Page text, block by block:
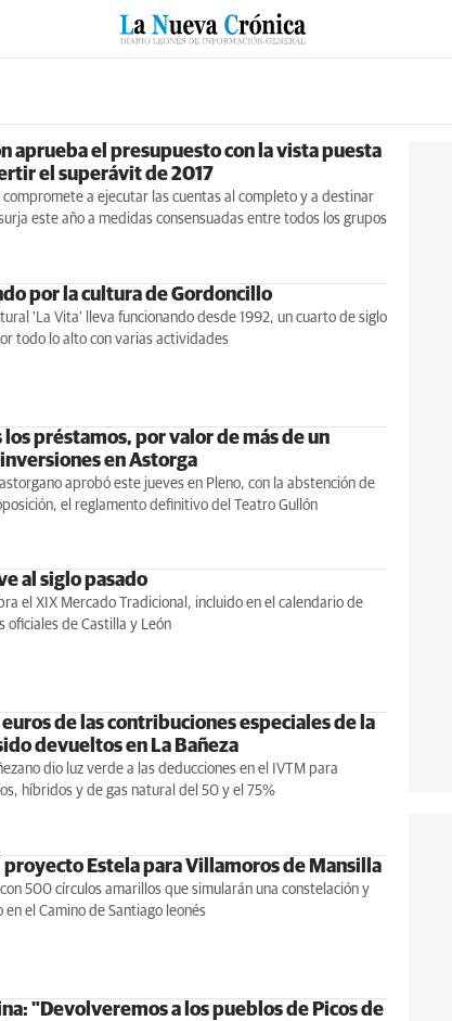
SUCESOS CULTURAS ESPECIALES DEPORTES
aprueba el presupuesto con la vista puesta
el superávit de 2017
a ejecutar las cuentas al completo y a destinar
este año a medidas consensuadas entre todos los grupos
por la cultura de Gordoncillo
'La Vita' lleva funcionando desde 1992, un cuarto de siglo
todo lo alto con varias actividades
préstamos, por valor de más de un
en Astorga
aprobó este jueves en Pleno, con la abstención de
el reglamento definitivo del Teatro Gullón
al siglo pasado
el XIX Mercado Tradicional, incluido en el calendario de
oficiales de Castilla y León
euros de las contribuciones especiales de la
devueltos en La Bañeza
dio luz verde a las deducciones en el IVTM para
híbridos y de gas natural del 50 y el 75%
Estela para Villamoros de Mansilla
500 círculos amarillos que simularán una constelación y
el Camino de Santiago leonés
"Devolveremos a los pueblos de Picos de